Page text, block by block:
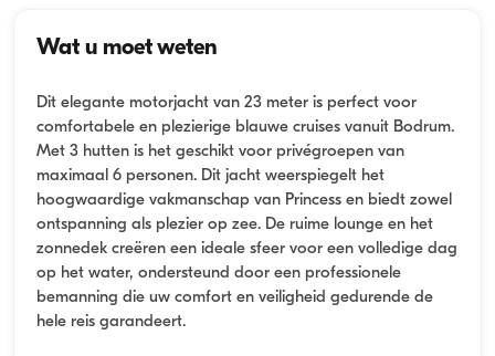
Wat u moet weten
Dit elegante motorjacht van 23 meter is perfect voor
comfortabele en plezierige blauwe cruises vanuit Bodrum.
Met 3 hutten is het geschikt voor privégroepen van
maximaal 6 personen. Dit jacht weerspiegelt het
hoogwaardige vakmanschap van Princess en biedt zowel
ontspanning als plezier op zee. De ruime lounge en het
zonnedek creëren een ideale sfeer voor een volledige dag
op het water, ondersteund door een professionele
bemanning die uw comfort en veiligheid gedurende de
hele reis garandeert.